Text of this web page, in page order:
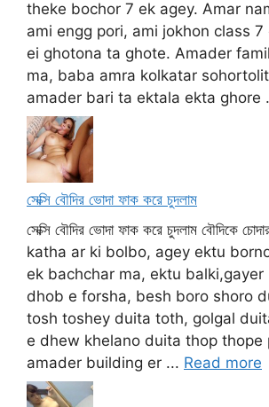
theke bochor 7 ek agey. Amar
ami engg pori, ami jokhon class 7
ei ghotona ta ghote. Amader
ma, baba amra kolkatar
amader bari ta ektala ekta ghore
সেক্সি বৌদির ভোদা ফাক করে চুদলাম
সেক্সি বৌদির ভোদা ফাক করে চুদলাম বৌদিকে
katha ar ki bolbo, agey ektu
ek bachchar ma, ektu balki,gayer
dhob e forsha, besh boro shoro
tosh toshey duita toth, golgal
e dhew khelano duita thop thope
amader building er ... Read more